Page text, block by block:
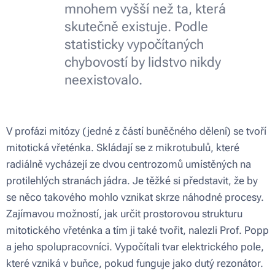
mnohem vyšší než ta, která
skutečně existuje. Podle
statisticky vypočítaných
chybovostí by lidstvo nikdy
neexistovalo.
V profázi mitózy (jedné z částí buněčného dělení) se tvoří
mitotická vřeténka. Skládají se z mikrotubulů, které
radiálně vycházejí ze dvou centrozomů umístěných na
protilehlých stranách jádra. Je těžké si představit, že by
se něco takového mohlo vznikat skrze náhodné procesy.
Zajímavou možností, jak určit prostorovou strukturu
mitotického vřeténka a tím ji také tvořit, nalezli Prof. Popp
a jeho spolupracovníci. Vypočítali tvar elektrického pole,
které vzniká v buňce, pokud funguje jako dutý rezonátor.